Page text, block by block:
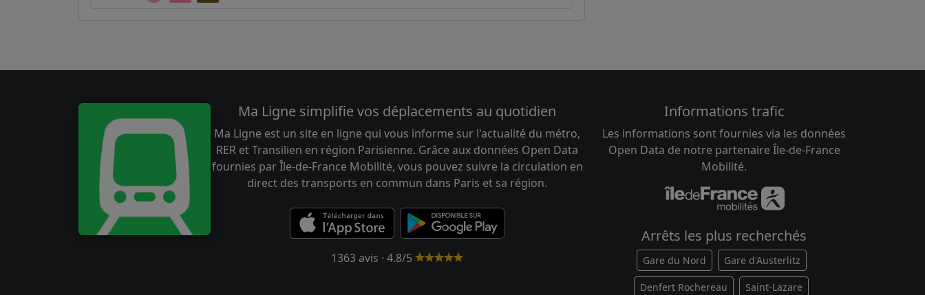
Ma Ligne simplifie vos déplacements au quotidien
Ma Ligne est un site en ligne qui vous informe sur l'actualité du métro,
RER et Transilien en région Parisienne. Grâce aux données Open Data
fournies par Île-de-France Mobilité, vous pouvez suivre la circulation en
direct des transports en commun dans Paris et sa région.
1363 avis · 4.8/5
Informations trafic
Les informations sont fournies via les données
Open Data de notre partenaire Île-de-France
Mobilité.
Arrêts les plus recherchés
Gare du Nord Gare d'Austerlitz
Denfert Rochereau Saint-Lazare